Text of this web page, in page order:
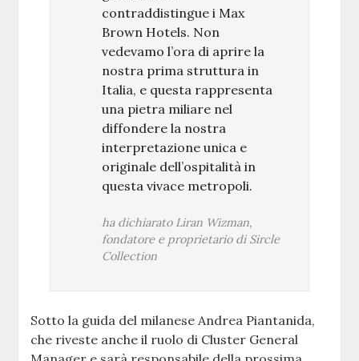
contraddistingue i Max
Brown Hotels. Non
vedevamo l’ora di aprire la
nostra prima struttura in
Italia, e questa rappresenta
una pietra miliare nel
diffondere la nostra
interpretazione unica e
originale dell’ospitalità in
questa vivace metropoli.
ha dichiarato Liran Wizman,
fondatore e proprietario di Sircle
Collection
Sotto la guida del milanese Andrea Piantanida,
che riveste anche il ruolo di Cluster General